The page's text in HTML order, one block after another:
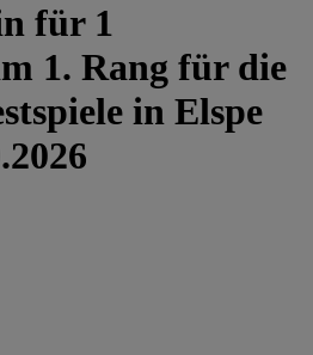
für 1
1. Rang für die
in Elspe